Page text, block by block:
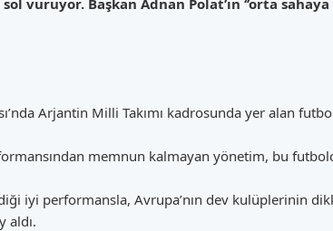
Arjantin Milli Takımı kadrosunda yer alan
memnun kalmayan yönetim, bu
iyi performansla, Avrupa’nın dev kulüplerinin
aldı.